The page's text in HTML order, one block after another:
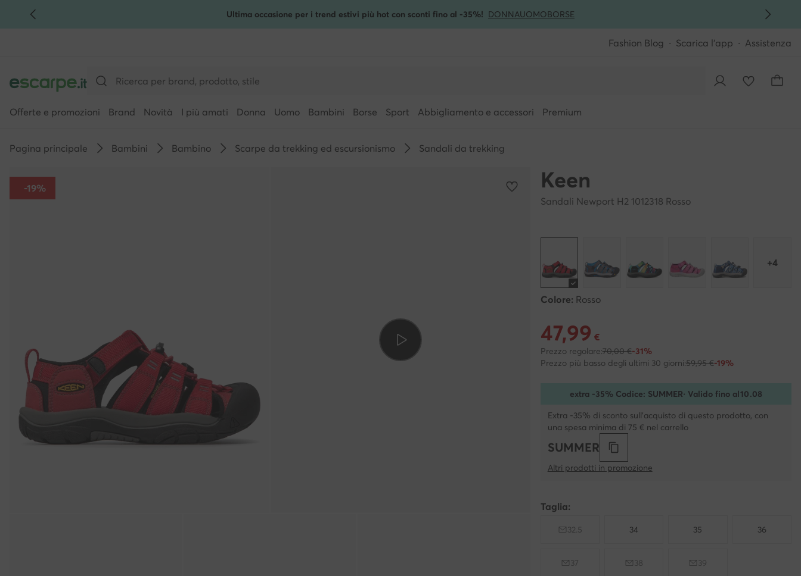
VAI AL CONTENUTO PRINCIPALE Ultima occasione per i trend estivi più hot con sconti fino al -35%! DONNAUOMOBORSE
Fashion Blog Scarica l'app Assistenza
Offerte e promozioni Brand Novità I più amati Donna Uomo Bambini Borse Sport Abbigliamento e accessori Premium
Pagina principale Bambini Bambino Scarpe da trekking ed escursionismo Sandali da trekking
-19% Keen
Sandali Newport H2 1012318 Rosso
+4
Colore: Rosso
Prezzo attuale 47,99 €
47,99 €
Prezzo regolare:70,00 €-31%
Prezzo più basso degli ultimi 30 giorni:59,95 €-19%
extra -35% Codice: SUMMER· Valido fino al10.08
Extra -35% di sconto sull'acquisto di questo prodotto, con
una spesa minima di 75 € nel carrello
SUMMER
Altri prodotti in promozione
Taglia:
32.5 34 35 36
37 38 39